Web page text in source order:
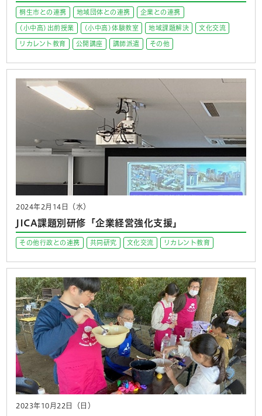
桐生市との連携 地域団体との連携 企業との連携
(小中高)出前授業 (小中高)体験教室 地域課題解決 文化交流
リカレント教育 公開講座 講師派遣 その他
2024年2月14日（水）
JICA課題別研修「企業経営強化支援」
その他行政との連携 共同研究 文化交流 リカレント教育
2023年10月22日（日）